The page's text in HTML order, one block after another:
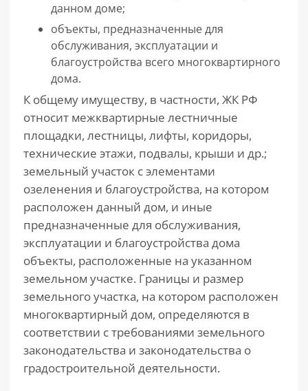
данном доме;
объекты, предназначенные для
обслуживания, эксплуатации и
благоустройства всего многоквартирного
дома.
К общему имуществу, в частности, ЖК РФ
относит межквартирные лестничные
площадки, лестницы, лифты, коридоры,
технические этажи, подвалы, крыши и др.;
земельный участок с элементами
озеленения и благоустройства, на котором
расположен данный дом, и иные
предназначенные для обслуживания,
эксплуатации и благоустройства дома
объекты, расположенные на указанном
земельном участке. Границы и размер
земельного участка, на котором расположен
многоквартирный дом, определяются в
соответствии с требованиями земельного
законодательства и законодательства о
градостроительной деятельности.